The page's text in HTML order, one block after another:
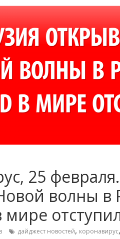
25
волны в
мире
дайджест новостей, коронавирус,